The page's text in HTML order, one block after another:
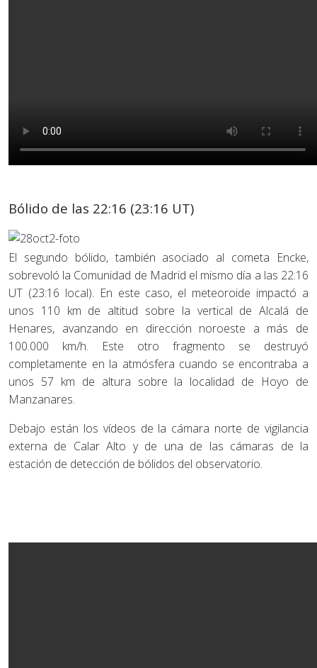
Bólido de las 22:16 (23:16 UT)
El segundo bólido, también asociado al cometa Encke,
sobrevoló la Comunidad de Madrid el mismo día a las 22:16
UT (23:16 local). En este caso, el meteoroide impactó a
unos 110 km de altitud sobre la vertical de Alcalá de
Henares, avanzando en dirección noroeste a más de
100.000 km/h. Este otro fragmento se destruyó
completamente en la atmósfera cuando se encontraba a
unos 57 km de altura sobre la localidad de Hoyo de
Manzanares.
Debajo están los vídeos de la cámara norte de vigilancia
externa de Calar Alto y de una de las cámaras de la
estación de detección de bólidos del observatorio.